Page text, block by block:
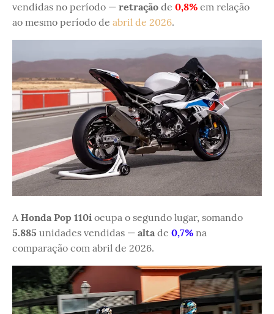
vendidas no período — retração de 0,8% em relação
ao mesmo período de abril de 2026.
A Honda Pop 110i ocupa o segundo lugar, somando
5.885 unidades vendidas — alta de 0,7% na
comparação com abril de 2026.